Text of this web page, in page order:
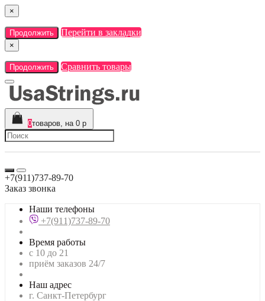
×
Продолжить Перейти в закладки
×
Продолжить Сравнить товары
0товаров, на 0 р
+7(911)737-89-70
Заказ звонка
Наши телефоны
+7(911)737-89-70
Время работы
с 10 до 21
приём заказов 24/7
Наш адрес
г. Санкт-Петербург